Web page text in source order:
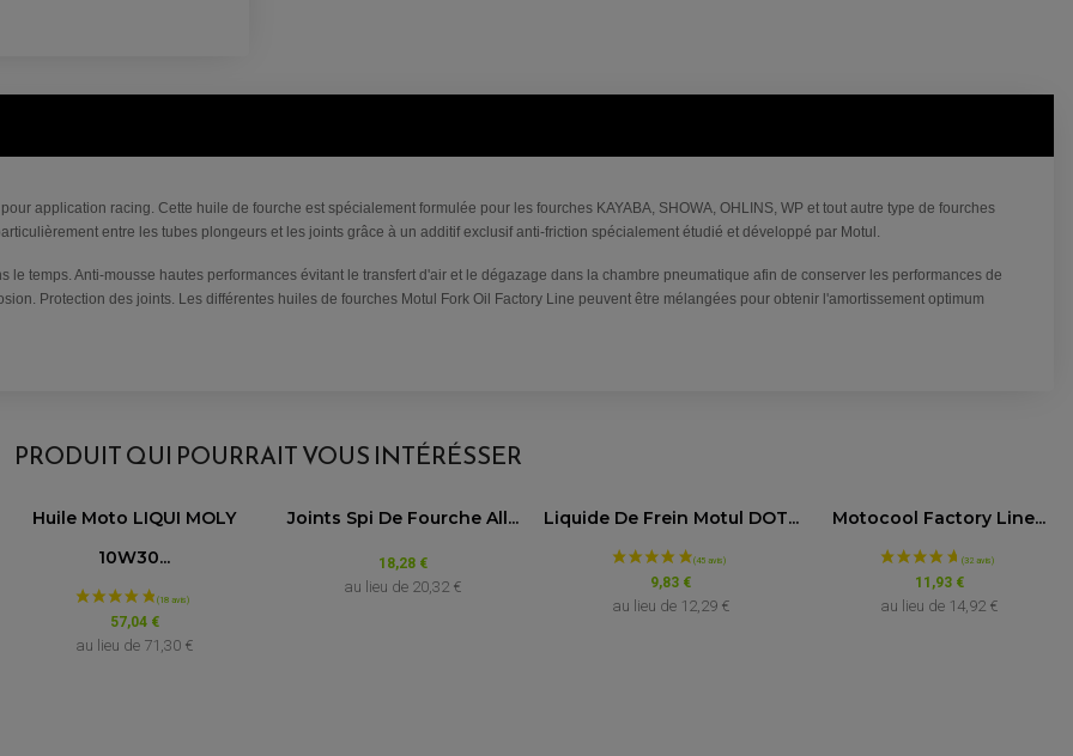
application racing. Cette huile de fourche est spécialement formulée pour les fourches KAYABA, SHOWA, OHLINS, WP et tout autre type de fourches
entre les tubes plongeurs et les joints grâce à un additif exclusif anti-friction spécialement étudié et développé par Motul.
temps. Anti-mousse hautes performances évitant le transfert d'air et le dégazage dans la chambre pneumatique afin de conserver les performances de
Protection des joints. Les différentes huiles de fourches Motul Fork Oil Factory Line peuvent être mélangées pour obtenir l'amortissement optimum
8
5.0 /5
PRODUIT QUI POURRAIT VOUS INTÉRÉSSER
Huile Moto LIQUI MOLY
10W30...
57,04 €
au lieu de 71,30 €
Joints Spi De Fourche All...
18,28 €
au lieu de 20,32 €
Liquide De Frein Motul DOT...
9,83 €
au lieu de 12,29 €
Motocool Factory Line...
11,93 €
au lieu de 14,92 €